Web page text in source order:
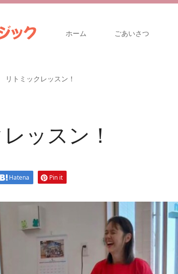
ホーム ごあいさつ
リトミックレッスン！
ッスン！
Hatena Pin it